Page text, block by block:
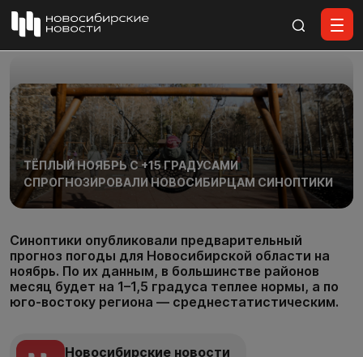
ТЁПЛЫЙ НОЯБРЬ С +15 ГРАДУСАМИ
СПРОГНОЗИРОВАЛИ НОВОСИБИРЦАМ СИНОПТИКИ
Синоптики опубликовали предварительный
прогноз погоды для Новосибирской области на
ноябрь. По их данным, в большинстве районов
месяц будет на 1–1,5 градуса теплее нормы, а по
юго-востоку региона — среднестатистическим.
Новосибирские новости